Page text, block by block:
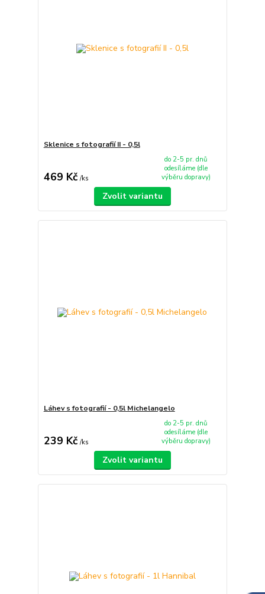
Sklenice s fotografií II - 0,5l
469 Kč /ks
do 2-5 pr. dnů
odesíláme (dle
výběru dopravy)
Zvolit variantu
Láhev s fotografií - 0,5l Michelangelo
239 Kč /ks
do 2-5 pr. dnů
odesíláme (dle
výběru dopravy)
Zvolit variantu